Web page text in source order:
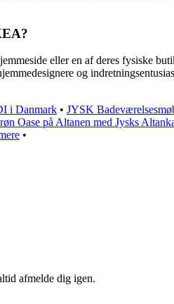
eller en af deres fysiske
og
i Danmark • JYSK
Oase på Altanen med Jysks
•
afmelde dig igen.